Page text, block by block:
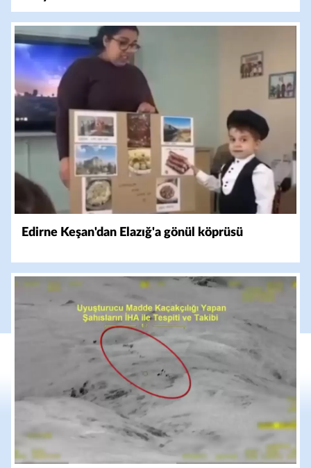
Edirne Keşan'dan Elazığ'a gönül köprüsü